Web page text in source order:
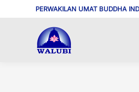
PERWAKILAN UMAT BUDDHA